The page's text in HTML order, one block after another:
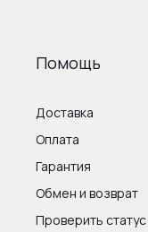
Помощь
Доставка
Оплата
Гарантия
Обмен и возврат
Проверить